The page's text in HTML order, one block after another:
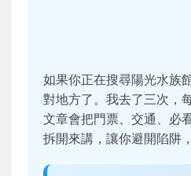
如果你正在搜尋陽光水族
對地方了。我去了三次，
文章會把門票、交通、必
拆開來講，讓你避開陷阱